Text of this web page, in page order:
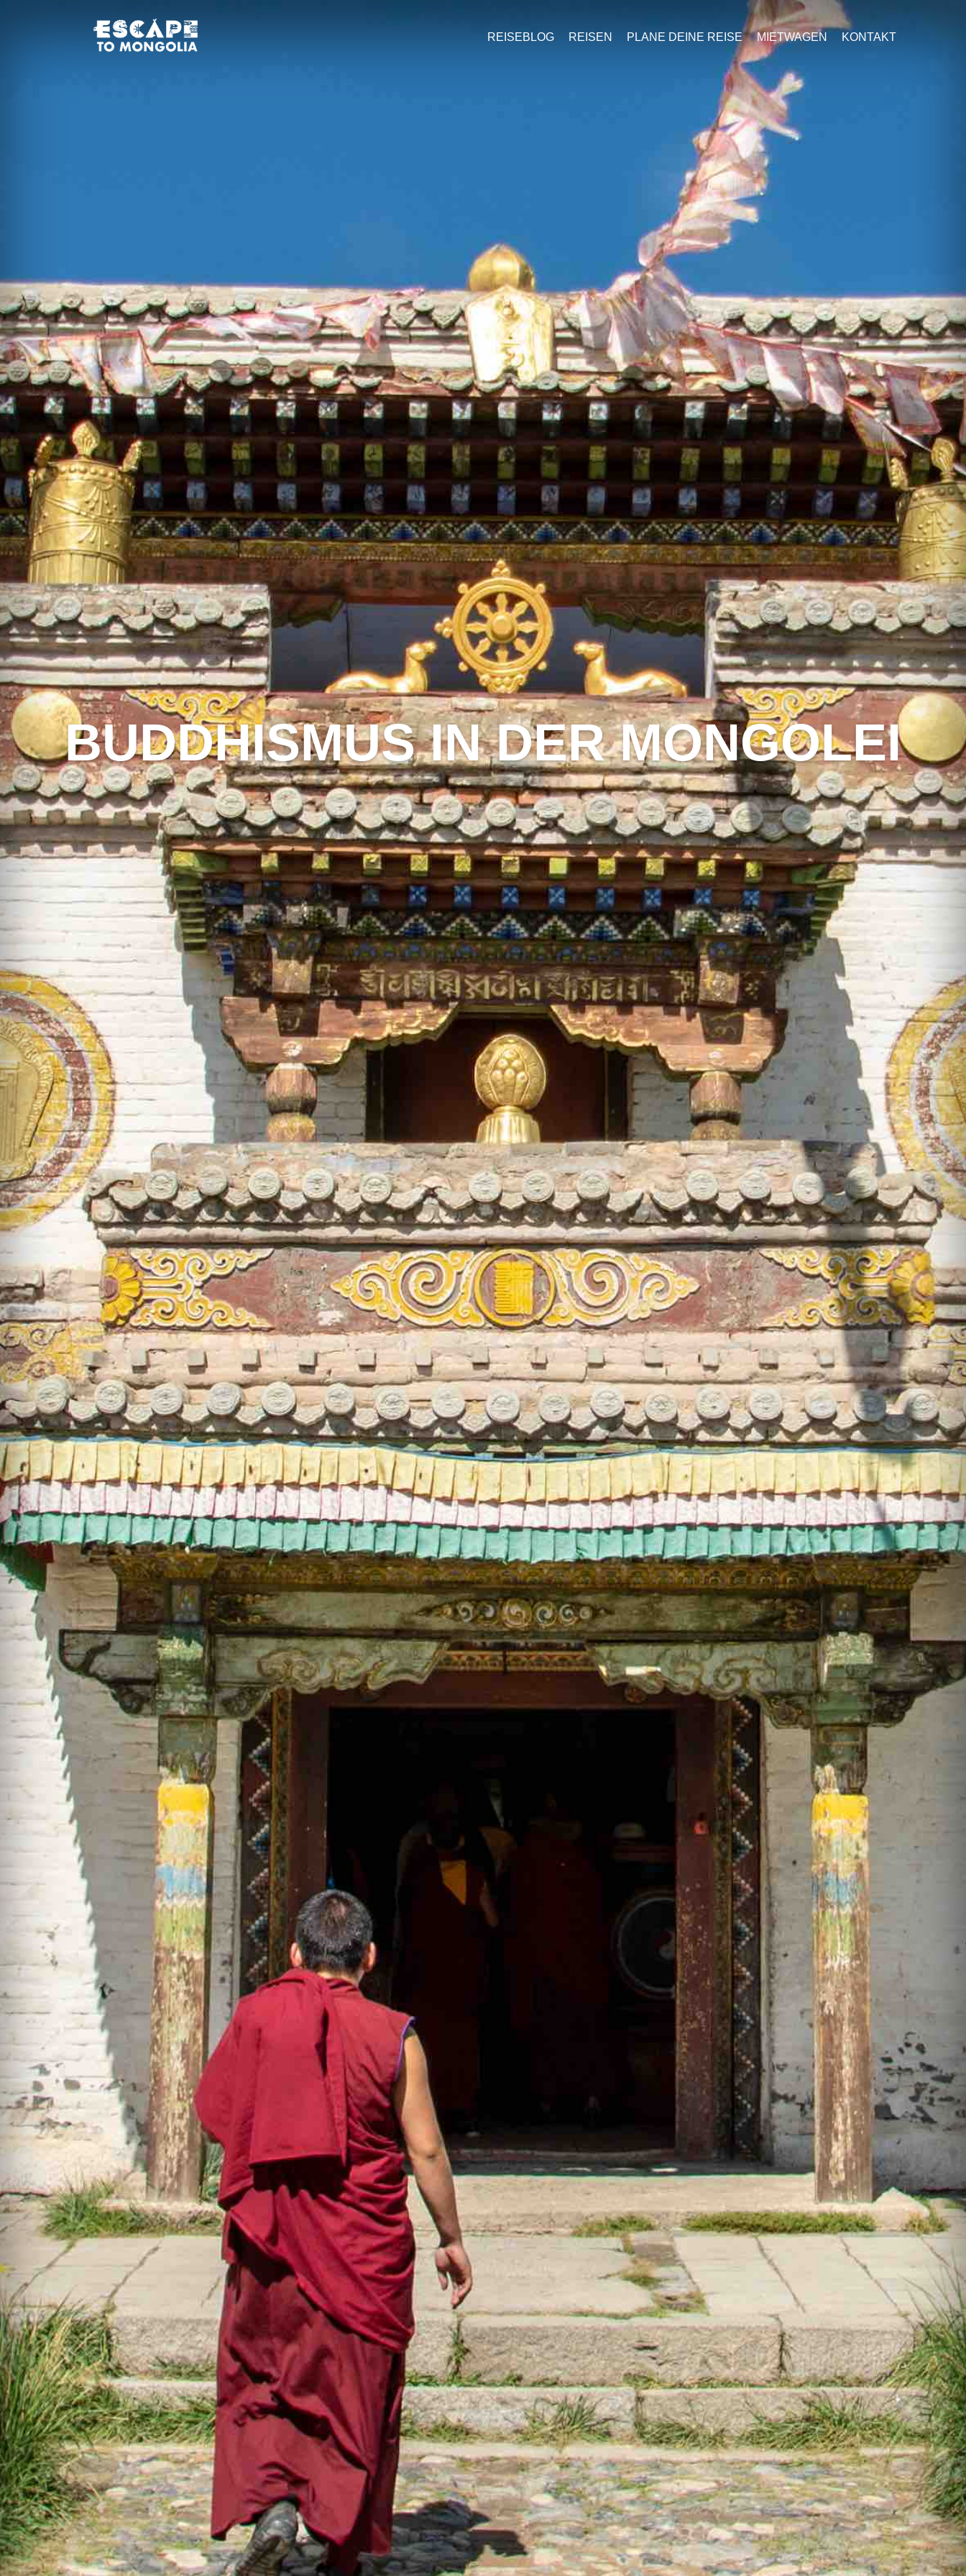
REISEBLOG REISEN PLANE DEINE REISE MIETWAGEN KONTAKT
BUDDHISMUS IN DER MONGOLEI